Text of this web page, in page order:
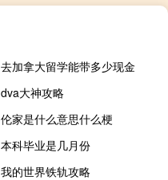
去加拿大留学能带多少现金
dva大神攻略
伦家是什么意思什么梗
本科毕业是几月份
我的世界铁轨攻略